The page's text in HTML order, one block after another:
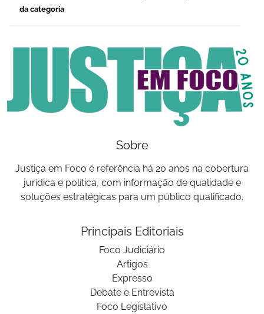
da categoria
Sobre
Justiça em Foco é referência há 20 anos na cobertura
jurídica e política, com informação de qualidade e
soluções estratégicas para um público qualificado.
Principais Editoriais
Foco Judiciário
Artigos
Expresso
Debate e Entrevista
Foco Legislativo